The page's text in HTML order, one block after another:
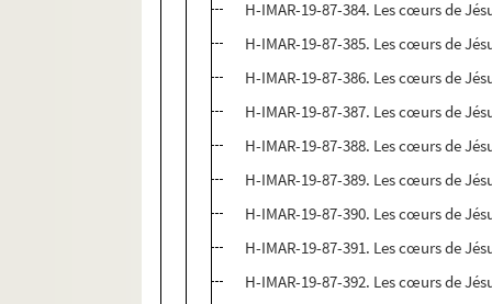
H-IMAR-19-87-384. Les cœurs de
H-IMAR-19-87-385. Les cœurs de
H-IMAR-19-87-386. Les cœurs de
H-IMAR-19-87-387. Les cœurs de
H-IMAR-19-87-388. Les cœurs de
H-IMAR-19-87-389. Les cœurs de
H-IMAR-19-87-390. Les cœurs de
H-IMAR-19-87-391. Les cœurs de
H-IMAR-19-87-392. Les cœurs de